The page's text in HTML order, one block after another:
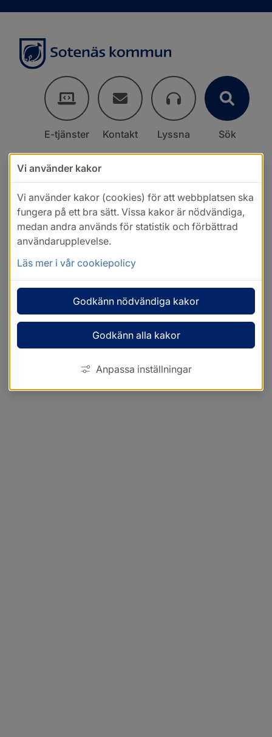
E-tjänster Kontakt Lyssna Sök
Vi använder kakor
Vi använder kakor (cookies) för att webbplatsen ska
fungera på ett bra sätt. Vissa kakor är nödvändiga,
medan andra används för statistik och förbättrad
användarupplevelse.
Läs mer i vår cookiepolicy
Godkänn nödvändiga kakor
Godkänn alla kakor
Anpassa inställningar